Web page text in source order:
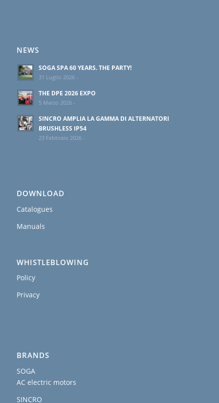
NEWS
SOGA SPA 60 YEARS. THE PARTY!
31 Luglio 2026 -
THE DPE 2026 EXPO
5 Marzo 2026 -
SINCRO AMPLIA LA GAMMA DI ALTERNATORI
BRUSHLESS IP54
23 Febbraio 2026 -
DOWNLOAD
Catalogues
Manuals
WHISTLEBLOWING
Policy
Privacy
BRANDS
SOGA
AC electric motors
SINCRO